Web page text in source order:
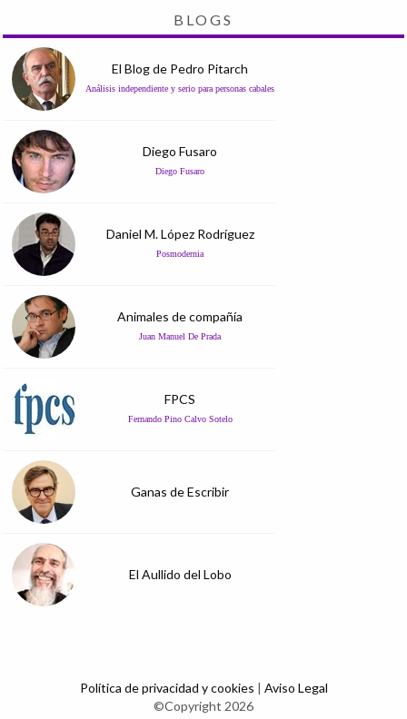
BLOGS
El Blog de Pedro Pitarch
Análisis independiente y serio para personas cabales
Diego Fusaro
Diego Fusaro
Daniel M. López Rodríguez
Posmodernia
Animales de compañía
Juan Manuel De Prada
FPCS
Fernando Pino Calvo Sotelo
Ganas de Escribir
El Aullido del Lobo
Política de privacidad y cookies | Aviso Legal
©Copyright 2026